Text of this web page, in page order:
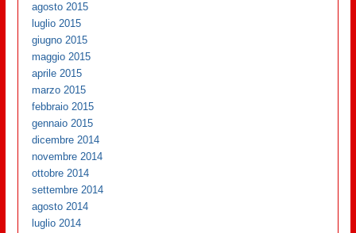
agosto 2015
luglio 2015
giugno 2015
maggio 2015
aprile 2015
marzo 2015
febbraio 2015
gennaio 2015
dicembre 2014
novembre 2014
ottobre 2014
settembre 2014
agosto 2014
luglio 2014